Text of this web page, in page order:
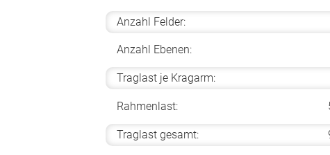
Anzahl Felder:
Anzahl Ebenen:
Traglast je Kragarm:
Rahmenlast:
Traglast gesamt: